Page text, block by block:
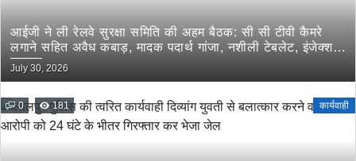
आईजी ने ली रेलवे सुरक्षा समिति की अहम बैठक: सी सी टीवी कैमरे
लगाने सहित अवैध कबाड़, मादक पदार्थ गांजा, नशीली टेबलेट, इंजेक्शन
इत्यादि की रेलवे के माध्यम से तस्करी रोकने के लिए संयुक्त कार्यवाही
के दिये गये निर्देश
July 30, 2026
0 181 कार्यवाही